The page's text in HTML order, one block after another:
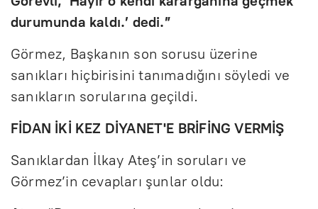
durumunda kaldı.’ dedi.”
Görmez, Başkanın son sorusu üzerine
sanıkları hiçbirisini tanımadığını söyledi ve
sanıkların sorularına geçildi.
FİDAN İKİ KEZ DİYANET'E BRİFİNG VERMİŞ
Sanıklardan İlkay Ateş’in soruları ve
Görmez’in cevapları şunlar oldu: